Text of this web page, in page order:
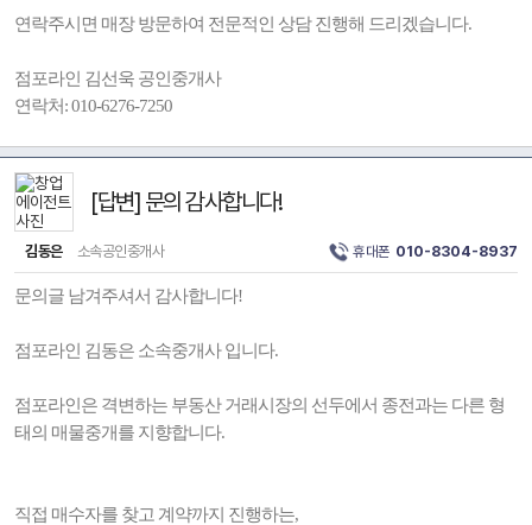
연락주시면 매장 방문하여 전문적인 상담 진행해 드리겠습니다.
점포라인 김선욱 공인중개사
연락처: 010-6276-7250
[답변] 문의 감사합니다!
김동은 소속공인중개사 휴대폰 010-8304-8937
문의글 남겨주셔서 감사합니다!
점포라인 김동은 소속중개사 입니다.
점포라인은 격변하는 부동산 거래시장의 선두에서 종전과는 다른 형
태의 매물중개를 지향합니다.
직접 매수자를 찾고 계약까지 진행하는,